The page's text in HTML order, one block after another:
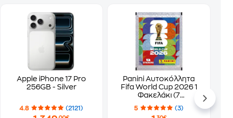
Apple iPhone 17 Pro
256GB - Silver
4.8 (2121)
Panini Αυτοκόλλητα
Fifa World Cup 2026 1
Φακελάκι (7
Αυτοκόλλητα)
5 (3)